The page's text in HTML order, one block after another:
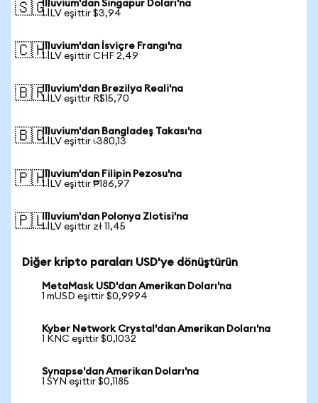
🇸🇬Illuvium'dan Singapur Doları'na
1 ILV eşittir $3,94
🇨🇭Illuvium'dan İsviçre Frangı'na
1 ILV eşittir CHF 2,49
🇧🇷Illuvium'dan Brezilya Reali'na
1 ILV eşittir R$15,70
🇧🇩Illuvium'dan Bangladeş Takası'na
1 ILV eşittir ৳380,13
🇵🇭Illuvium'dan Filipin Pezosu'na
1 ILV eşittir ₱186,97
🇵🇱Illuvium'dan Polonya Zlotisi'na
1 ILV eşittir zł 11,45
Diğer kripto paraları USD'ye dönüştürün
MetaMask USD'dan Amerikan Doları'na
1 mUSD eşittir $0,9994
Kyber Network Crystal'dan Amerikan Doları'na
1 KNC eşittir $0,1032
Synapse'dan Amerikan Doları'na
1 SYN eşittir $0,1185